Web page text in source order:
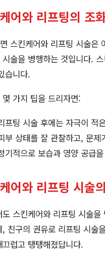
어와 리프팅의 조
스킨케어와 리프팅 시술은
시술을 병행하는 것입니다.
습니다.
몇 가지 팁을 드리자면:
프팅 시술 후에는 자극이 적
부 상태를 잘 관찰하고, 문
기적으로 보습과 영양 공급
어와 리프팅 시술
도 스킨케어와 리프팅 시술
, 친구의 권유로 리프팅 시술
럽고 탱탱해졌답니다.